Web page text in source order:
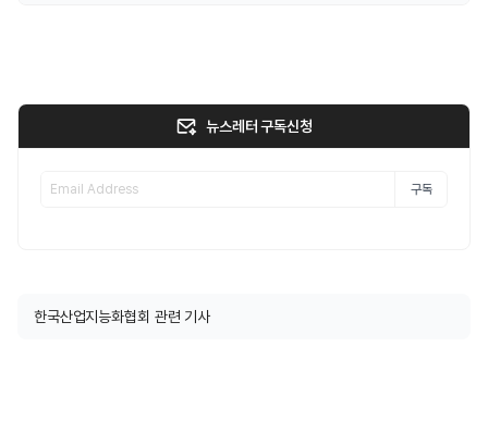
뉴스레터 구독신청
구독
한국산업지능화협회 관련 기사